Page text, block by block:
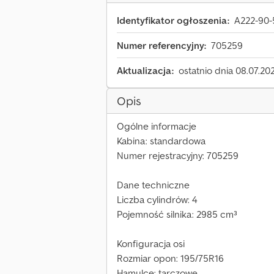
Identyfikator ogłoszenia: A222-
Numer referencyjny: 705259
Aktualizacja: ostatnio dnia
Opis
Ogólne informacje
Kabina: standardowa
Numer rejestracyjny: 705259
Dane techniczne
Liczba cylindrów: 4
Pojemność silnika: 2985 cm³
Konfiguracja osi
Rozmiar opon: 195/75R16